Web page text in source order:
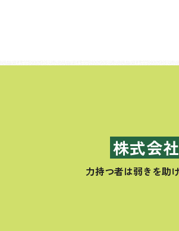
株式会
力持つ者は弱きを助